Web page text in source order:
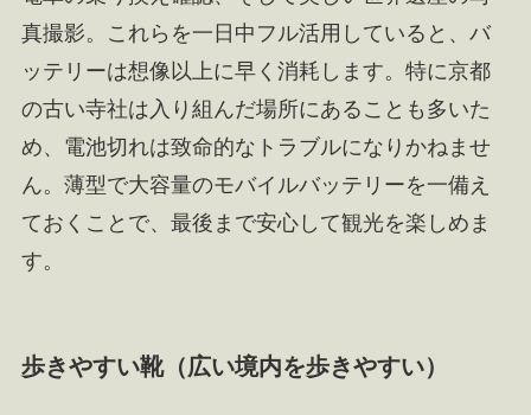
真撮影。これらを一日中フル活用していると、バ
ッテリーは想像以上に早く消耗します。特に京都
の古い寺社は入り組んだ場所にあることも多いた
め、電池切れは致命的なトラブルになりかねませ
ん。薄型で大容量のモバイルバッテリーを一備え
ておくことで、最後まで安心して観光を楽しめま
す。
歩きやすい靴（広い境内を歩きやすい）